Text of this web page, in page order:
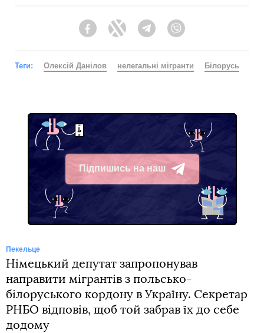
FacebookTwitter Telegram
Теги: Олексій Данілов нелегальні мігранти Білорусь
Підпишись на наш
Telegram
Пекельце
Німецький депутат запропонував
направити мігрантів з польсько-
білоруського кордону в Україну. Секретар
РНБО відповів, щоб той забрав їх до себе
додому